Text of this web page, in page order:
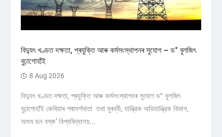
বিদ্যুৎ খণ্ডত দক্ষতা, প্ৰযুক্তি আৰু কৰ্মসংস্থাপনৰ সুযোগ – ড° বুলজিৎ
বুঢ়াগোহাঁই
8 Aug 2026
বিদ্যুৎ খণ্ডত দক্ষতা, প্ৰযুক্তি আৰু কৰ্মসংস্থাপনৰ সুযোগ ড° বুলজিৎ
বুঢ়াগোহাঁই কেৰিয়াৰ পৰামৰ্শদাতা তথা মুৰব্বী, যান্ত্রিক অভিযান্ত্রিক বিভাগ,
অসম ডন বস্ক’ বিশ্ববিদ্যালয়...